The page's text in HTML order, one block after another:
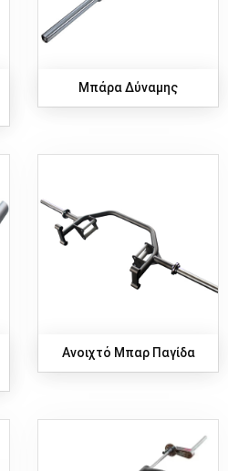
Μπάρα Δύναμης
Ανοιχτό Μπαρ Παγίδα